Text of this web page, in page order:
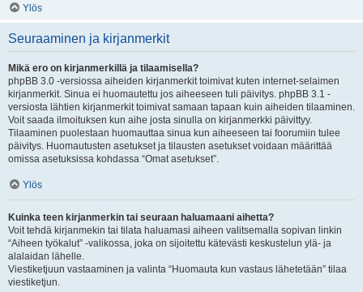
Ylös
Seuraaminen ja kirjanmerkit
Mikä ero on kirjanmerkillä ja tilaamisella?
phpBB 3.0 -versiossa aiheiden kirjanmerkit toimivat kuten internet-selaimen
kirjanmerkit. Sinua ei huomautettu jos aiheeseen tuli päivitys. phpBB 3.1 -
versiosta lähtien kirjanmerkit toimivat samaan tapaan kuin aiheiden tilaaminen.
Voit saada ilmoituksen kun aihe josta sinulla on kirjanmerkki päivittyy.
Tilaaminen puolestaan huomauttaa sinua kun aiheeseen tai foorumiin tulee
päivitys. Huomautusten asetukset ja tilausten asetukset voidaan määrittää
omissa asetuksissa kohdassa “Omat asetukset”.
Ylös
Kuinka teen kirjanmerkin tai seuraan haluamaani aihetta?
Voit tehdä kirjanmekin tai tilata haluamasi aiheen valitsemalla sopivan linkin
“Aiheen työkalut” -valikossa, joka on sijoitettu kätevästi keskustelun ylä- ja
alalaidan lähelle.
Viestiketjuun vastaaminen ja valinta “Huomauta kun vastaus lähetetään” tilaa
viestiketjun.